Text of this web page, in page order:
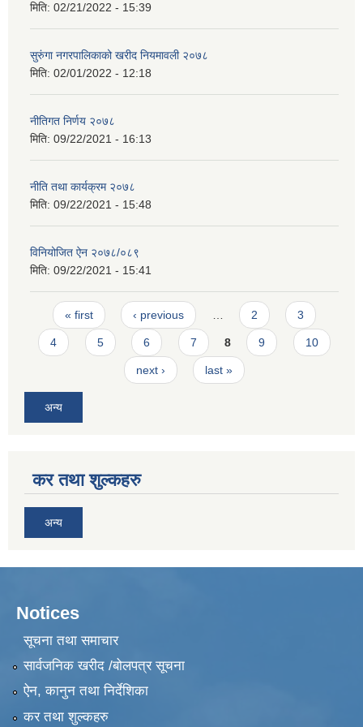
मिति: 02/21/2022 - 15:39
सुरुंगा नगरपालिकाको खरीद नियमावली २०७८
मिति: 02/01/2022 - 12:18
नीतिगत निर्णय २०७८
मिति: 09/22/2021 - 16:13
नीति तथा कार्यक्रम २०७८
मिति: 09/22/2021 - 15:48
विनियोजित ऐन २०७८/०८९
मिति: 09/22/2021 - 15:41
Pages
« first ‹ previous 2 3
4 5 6 7 8 9 10
next › last »
अन्य
कर तथा शुल्कहरु
अन्य
Notices
सूचना तथा समाचार
सार्वजनिक खरीद /बोलपत्र सूचना
ऐन, कानुन तथा निर्देशिका
कर तथा शुल्कहरु